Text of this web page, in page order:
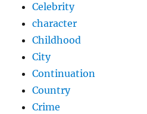
Celebrity
character
Childhood
City
Continuation
Country
Crime